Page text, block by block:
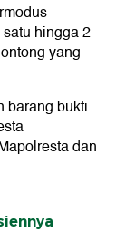
hingga 2
yang
barang bukti
dan